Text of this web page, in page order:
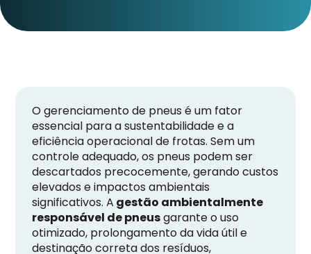
O gerenciamento de pneus é um fator
essencial para a sustentabilidade e a
eficiência operacional de frotas. Sem um
controle adequado, os pneus podem ser
descartados precocemente, gerando custos
elevados e impactos ambientais
significativos. A gestão ambientalmente
responsável de pneusgarante o uso
otimizado, prolongamento da vida útil e
destinação correta dos resíduos,